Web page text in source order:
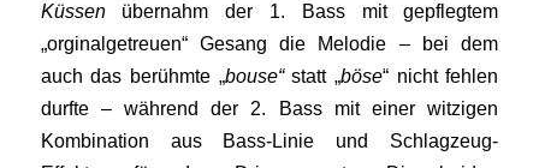
Küssen übernahm der 1. Bass mit gepflegtem
„orginalgetreuen“ Gesang die Melodie – bei dem
auch das berühmte „bouse“statt „böse“ nicht fehlen
durfte – während der 2. Bass mit einer witzigen
Kombination aus Bass-Linie und Schlagzeug-